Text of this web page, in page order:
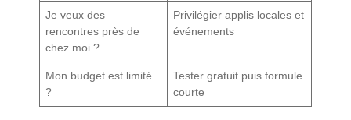
Je veux des
rencontres près de
chez moi ?
Privilégier applis locales et
événements
Mon budget est limité
?
Tester gratuit puis formule
courte